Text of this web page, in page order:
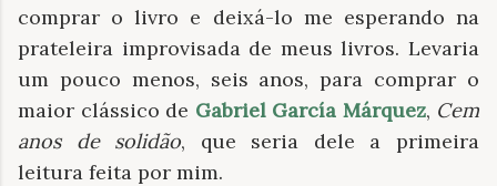
comprar o livro e deixá-lo me esperando na
prateleira improvisada de meus livros. Levaria
um pouco menos, seis anos, para comprar o
maior clássico de Gabriel García Márquez, Cem
anos de solidão, que seria dele a primeira
leitura feita por mim.